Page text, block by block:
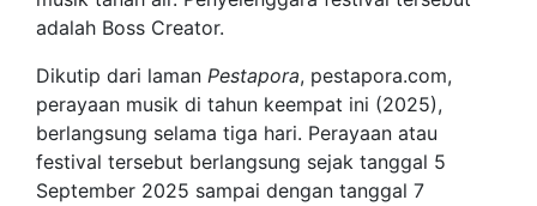
adalah Boss Creator.
Dikutip dari laman Pestapora, pestapora.com,
perayaan musik di tahun keempat ini (2025),
berlangsung selama tiga hari. Perayaan atau
festival tersebut berlangsung sejak tanggal 5
September 2025 sampai dengan tanggal 7